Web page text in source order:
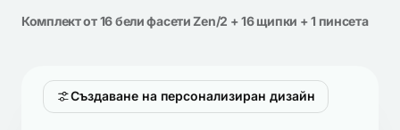
Комплект от 16 бели фасети Zen/2 + 16 щипки + 1 пинсета
Създаване на персонализиран дизайн